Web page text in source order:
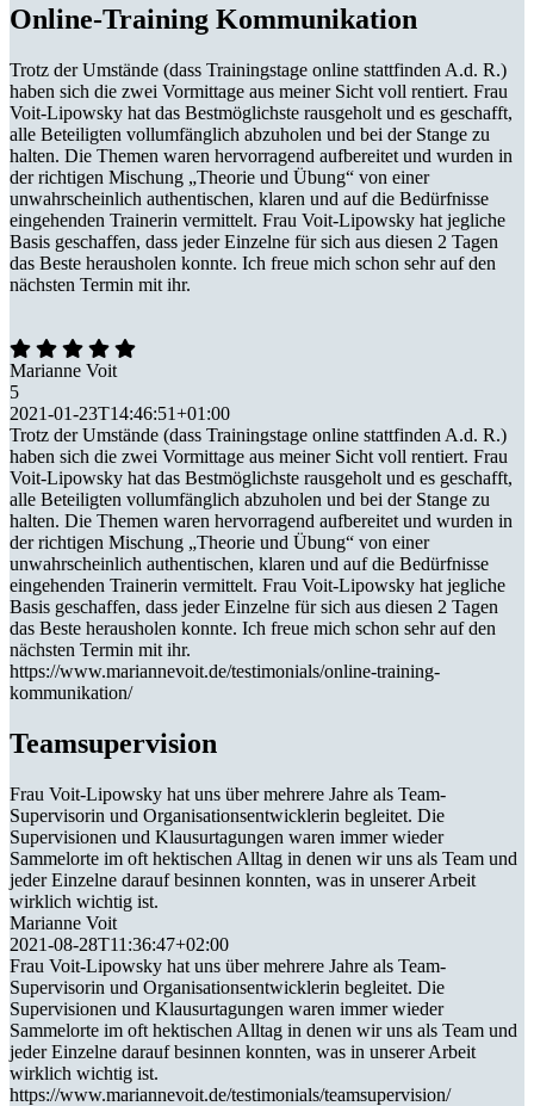
Online-Training Kommunikation
Trotz der Umstände (dass Trainingstage online stattfinden A.d. R.)
haben sich die zwei Vormittage aus meiner Sicht voll rentiert. Frau
Voit-Lipowsky hat das Bestmöglichste rausgeholt und es geschafft,
alle Beteiligten vollumfänglich abzuholen und bei der Stange zu
halten. Die Themen waren hervorragend aufbereitet und wurden in
der richtigen Mischung „Theorie und Übung“ von einer
unwahrscheinlich authentischen, klaren und auf die Bedürfnisse
eingehenden Trainerin vermittelt. Frau Voit-Lipowsky hat jegliche
Basis geschaffen, dass jeder Einzelne für sich aus diesen 2 Tagen
das Beste herausholen konnte. Ich freue mich schon sehr auf den
nächsten Termin mit ihr.
Marianne Voit
5
2021-01-23T14:46:51+01:00
Trotz der Umstände (dass Trainingstage online stattfinden A.d. R.)
haben sich die zwei Vormittage aus meiner Sicht voll rentiert. Frau
Voit-Lipowsky hat das Bestmöglichste rausgeholt und es geschafft,
alle Beteiligten vollumfänglich abzuholen und bei der Stange zu
halten. Die Themen waren hervorragend aufbereitet und wurden in
der richtigen Mischung „Theorie und Übung“ von einer
unwahrscheinlich authentischen, klaren und auf die Bedürfnisse
eingehenden Trainerin vermittelt. Frau Voit-Lipowsky hat jegliche
Basis geschaffen, dass jeder Einzelne für sich aus diesen 2 Tagen
das Beste herausholen konnte. Ich freue mich schon sehr auf den
nächsten Termin mit ihr.
https://www.mariannevoit.de/testimonials/online-training-
kommunikation/
Teamsupervision
Frau Voit-Lipowsky hat uns über mehrere Jahre als Team-
Supervisorin und Organisationsentwicklerin begleitet. Die
Supervisionen und Klausurtagungen waren immer wieder
Sammelorte im oft hektischen Alltag in denen wir uns als Team und
jeder Einzelne darauf besinnen konnten, was in unserer Arbeit
wirklich wichtig ist.
Marianne Voit
2021-08-28T11:36:47+02:00
Frau Voit-Lipowsky hat uns über mehrere Jahre als Team-
Supervisorin und Organisationsentwicklerin begleitet. Die
Supervisionen und Klausurtagungen waren immer wieder
Sammelorte im oft hektischen Alltag in denen wir uns als Team und
jeder Einzelne darauf besinnen konnten, was in unserer Arbeit
wirklich wichtig ist.
https://www.mariannevoit.de/testimonials/teamsupervision/